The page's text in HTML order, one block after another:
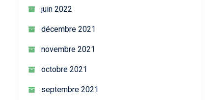
juin 2022
décembre 2021
novembre 2021
octobre 2021
septembre 2021